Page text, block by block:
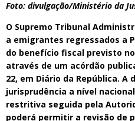
Foto: divulgação/Ministério da
O Supremo Tribunal
a emigrantes regressados a
do benefício fiscal previsto
através de um acórdão
22, em Diário da República.
jurisprudência a nível
restritiva seguida pela
poderá permitir a revisão de